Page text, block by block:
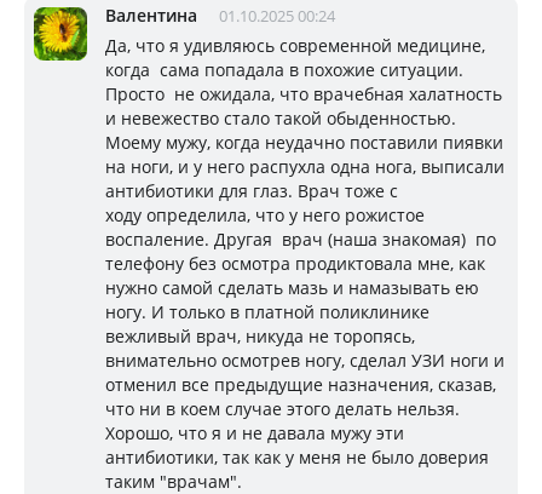
Валентина 01.10.2025 00:24
Да, что я удивляюсь современной медицине,
когда сама попадала в похожие ситуации.
Просто не ожидала, что врачебная халатность
и невежество стало такой обыденностью.
Моему мужу, когда неудачно поставили пиявки
на ноги, и у него распухла одна нога, выписали
антибиотики для глаз. Врач тоже с
ходу определила, что у него рожистое
воспаление. Другая врач (наша знакомая) по
телефону без осмотра продиктовала мне, как
нужно самой сделать мазь и намазывать ею
ногу. И только в платной поликлинике
вежливый врач, никуда не торопясь,
внимательно осмотрев ногу, сделал УЗИ ноги и
отменил все предыдущие назначения, сказав,
что ни в коем случае этого делать нельзя.
Хорошо, что я и не давала мужу эти
антибиотики, так как у меня не было доверия
таким "врачам".